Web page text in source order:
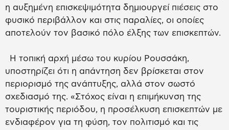
η αυξημένη επισκεψιμότητα δημιουργεί πιέσεις στο
φυσικό περιβάλλον και στις παραλίες, οι οποίες
αποτελούν τον βασικό πόλο έλξης των επισκεπτών.
Η τοπική αρχή μέσω του κυρίου Ρουσσάκη,
υποστηρίζει ότι η απάντηση δεν βρίσκεται στον
περιορισμό της ανάπτυξης, αλλά στον σωστό
σχεδιασμό της. «Στόχος είναι η επιμήκυνση της
τουριστικής περιόδου, η προσέλκυση επισκεπτών με
ενδιαφέρον για τη φύση, τον πολιτισμό και τις